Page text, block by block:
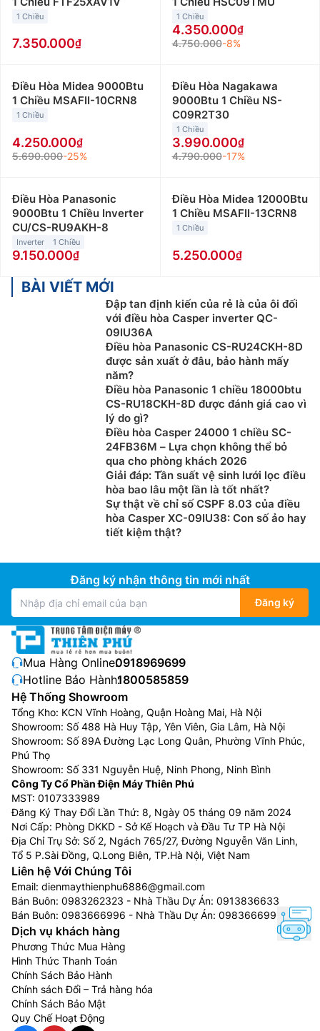
1 Chiều
7.350.000
1 Chiều
4.350.000
4.750.000-8%
Điều Hòa Midea 9000Btu
1 Chiều MSAFII-10CRN8
1 Chiều
4.250.000
5.690.000-25%
Điều Hòa Nagakawa
9000Btu 1 Chiều NS-
C09R2T30
1 Chiều
3.990.000
4.790.000-17%
Điều Hòa Panasonic
9000Btu 1 Chiều Inverter
CU/CS-RU9AKH-8
Inverter 1 Chiều
9.150.000
Điều Hòa Midea 12000Btu
1 Chiều MSAFII-13CRN8
1 Chiều
5.250.000
BÀI VIẾT MỚI
Đập tan định kiến của rẻ là của ôi đối
với điều hòa Casper inverter QC-
09IU36A
Điều hòa Panasonic CS-RU24CKH-8D
được sản xuất ở đâu, bảo hành mấy
năm?
Điều hòa Panasonic 1 chiều 18000btu
CS-RU18CKH-8D được đánh giá cao vì
lý do gì?
Điều hòa Casper 24000 1 chiều SC-
24FB36M – Lựa chọn không thể bỏ
qua cho phòng khách 2026
Giải đáp: Tần suất vệ sinh lưới lọc điều
hòa bao lâu một lần là tốt nhất?
Sự thật về chỉ số CSPF 8.03 của điều
hòa Casper XC-09IU38: Con số ảo hay
tiết kiệm thật?
Đăng ký nhận thông tin mới nhất
Đăng ký
Mua Hàng Online:0918969699
Hotline Bảo Hành:1800585859
Hệ Thống Showroom
Tổng Kho: KCN Vĩnh Hoàng, Quận Hoàng Mai, Hà Nội
Showroom: Số 488 Hà Huy Tập, Yên Viên, Gia Lâm, Hà Nội
Showroom: Số 89A Đường Lạc Long Quân, Phường Vĩnh Phúc,
Phú Thọ
Showroom: Số 331 Nguyễn Huệ, Ninh Phong, Ninh Bình
Công Ty Cổ Phần Điện Máy Thiên Phú
MST: 0107333989
Đăng Ký Thay Đổi Lần Thứ: 8, Ngày 05 tháng 09 năm 2024
Nơi Cấp: Phòng DKKD - Sở Kế Hoạch và Đầu Tư TP Hà Nội
Địa Chỉ Trụ Sở: Số 2, Ngách 765/27, Đường Nguyễn Văn Linh,
Tổ 5 P.Sài Đồng, Q.Long Biên, TP.Hà Nội, Việt Nam
Liên hệ Với Chúng Tôi
Email: dienmaythienphu6886@gmail.com
Bán Buôn: 0983262323 - Nhà Thầu Dự Án: 0913836633
Bán Buôn: 0983666996 - Nhà Thầu Dự Án: 0983666996
Dịch vụ khách hàng
Phương Thức Mua Hàng
Hình Thức Thanh Toán
Chính Sách Bảo Hành
Chính sách Đổi – Trả hàng hóa
Chính Sách Bảo Mật
Quy Chế Hoạt Động